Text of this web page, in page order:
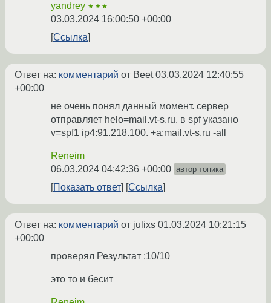
yandrey ★★★
03.03.2024 16:00:50 +00:00
Ссылка
Ответ на: комментарий от Beet03.03.2024 12:40:55
+00:00
не очень понял данный момент. сервер
отправляет helo=mail.vt-s.ru. в spf указано
v=spf1 ip4:91.218.100. +a:mail.vt-s.ru -all
Reneim
06.03.2024 04:42:36 +00:00 автор топика
Показать ответ Ссылка
Ответ на: комментарий от julixs 01.03.2024 10:21:15
+00:00
проверял Результат :10/10
это то и бесит